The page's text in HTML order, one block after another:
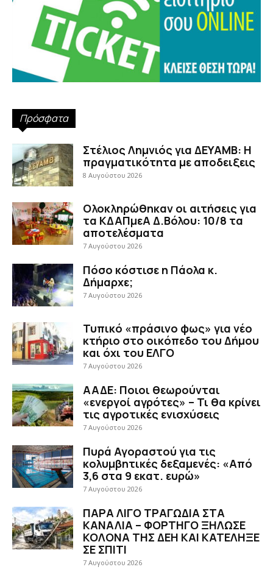
Πρόσφατα
Στέλιος Λημνιός για ΔΕΥΑΜΒ: Η
πραγματικότητα με αποδειξεις
8 Αυγούστου 2026
Ολοκληρώθηκαν οι αιτήσεις για
τα ΚΔΑΠμεΑ Δ.Βόλου: 10/8 τα
αποτελέσματα
7 Αυγούστου 2026
Πόσο κόστισε η Πάολα κ.
Δήμαρχε;
7 Αυγούστου 2026
Τυπικό «πράσινο φως» για νέο
κτήριο στο οικόπεδο του Δήμου
και όχι του ΕΛΓΟ
7 Αυγούστου 2026
ΑΑΔΕ: Ποιοι θεωρούνται
«ενεργοί αγρότες» – Τι θα κρίνει
τις αγροτικές ενισχύσεις
7 Αυγούστου 2026
Πυρά Αγοραστού για τις
κολυμβητικές δεξαμενές: «Από
3,6 στα 9 εκατ. ευρώ»
7 Αυγούστου 2026
ΠΑΡΑ ΛΙΓΟ ΤΡΑΓΩΔΙΑ ΣΤΑ
ΚΑΝΑΛΙΑ – ΦΟΡΤΗΓΟ ΞΗΛΩΣΕ
ΚΟΛΟΝΑ ΤΗΣ ΔΕΗ ΚΑΙ ΚΑΤΕΛΗΞΕ
ΣΕ ΣΠΙΤΙ
7 Αυγούστου 2026